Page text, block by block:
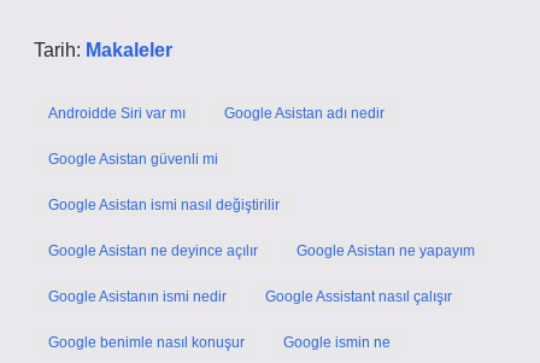
Tarih: Makaleler
Androidde Siri var mı Google Asistan adı nedir
Google Asistan güvenli mi
Google Asistan ismi nasıl değiştirilir
Google Asistan ne deyince açılır Google Asistan ne yapayım
Google Asistanın ismi nedir Google Assistant nasıl çalışır
Google benimle nasıl konuşur Google ismin ne